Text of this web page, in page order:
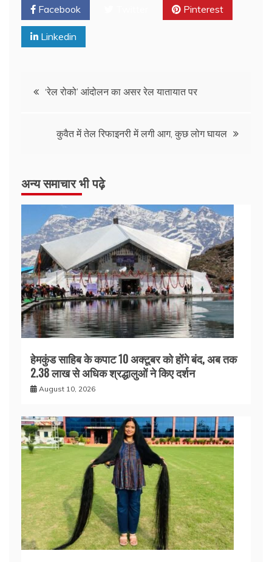
Facebook Pinterest
Linkedin
‘रेल रोको’ आंदोलन का असर रेल यातायात पर
कुवैत में तेल रिफाइनरी में लगी आग, कुछ लोग घायल
अन्य समाचार भी पढ़े
हेमकुंड साहिब के कपाट 10 अक्टूबर को होंगे बंद, अब तक
2.38 लाख से अधिक श्रद्धालुओं ने किए दर्शन
August 10, 2026